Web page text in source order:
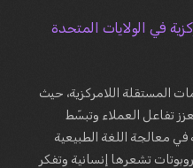
في الولايات المتحدة
المستقلة اللامركزية، حيث
تفاعل العملاء وتبسّط
معالجة اللغة الطبيعية
تشعرها إنسانية وتفكر